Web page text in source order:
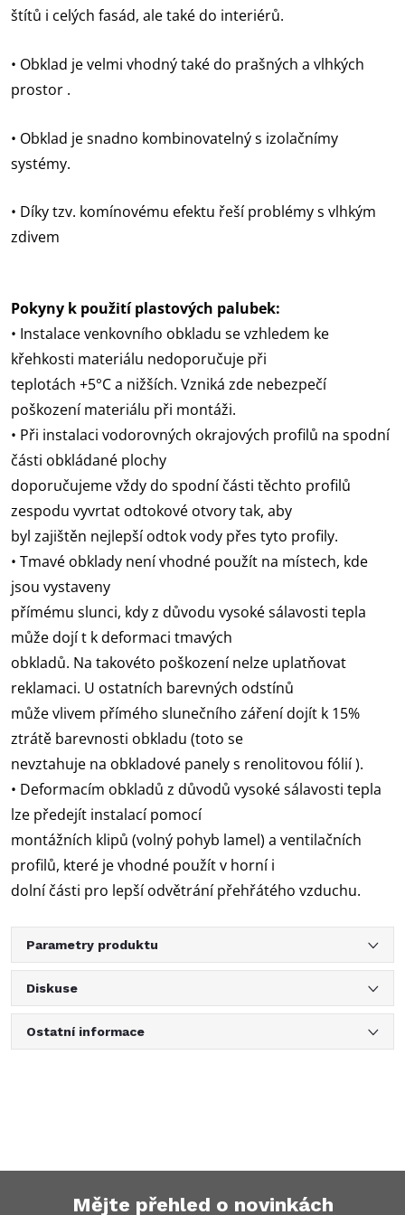
štítů i celých fasád, ale také do interiérů.
• Obklad je velmi vhodný také do prašných a vlhkých
prostor .
• Obklad je snadno kombinovatelný s izolačnímy
systémy.
• Díky tzv. komínovému efektu řeší problémy s vlhkým
zdivem
Pokyny k použití plastových palubek:
• Instalace venkovního obkladu se vzhledem ke
křehkosti materiálu nedoporučuje při
teplotách +5°C a nižších. Vzniká zde nebezpečí
poškození materiálu při montáži.
• Při instalaci vodorovných okrajových profilů na spodní
části obkládané plochy
doporučujeme vždy do spodní části těchto profilů
zespodu vyvrtat odtokové otvory tak, aby
byl zajištěn nejlepší odtok vody přes tyto profily.
• Tmavé obklady není vhodné použít na místech, kde
jsou vystaveny
přímému slunci, kdy z důvodu vysoké sálavosti tepla
může dojí t k deformaci tmavých
obkladů. Na takovéto poškození nelze uplatňovat
reklamaci. U ostatních barevných odstínů
může vlivem přímého slunečního záření dojít k 15%
ztrátě barevnosti obkladu (toto se
nevztahuje na obkladové panely s renolitovou fólií ).
• Deformacím obkladů z důvodů vysoké sálavosti tepla
lze předejít instalací pomocí
montážních klipů (volný pohyb lamel) a ventilačních
profilů, které je vhodné použít v horní i
dolní části pro lepší odvětrání přehřátého vzduchu.
Parametry produktu
Diskuse
Ostatní informace
Mějte přehled o novinkách